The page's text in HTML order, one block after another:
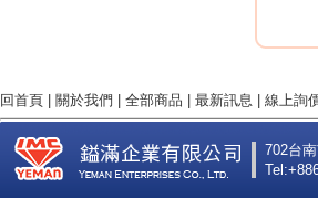
回首頁 關於我們 全部商品 最新訊息 線上詢
702台